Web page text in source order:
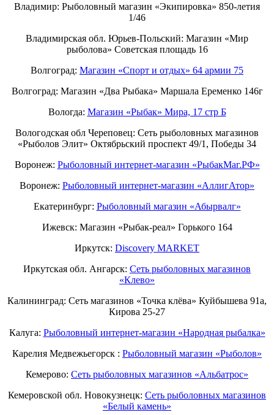
Владимир: Рыболовный магазин «Экипировка» 850-летия
1/46
Владимирская обл. Юрьев-Польский: Магазин «Мир
рыболова» Советская площадь 16
Волгоград: Магазин «Спорт и отдых» 64 армии 75
Волгоград: Магазин «Два Рыбака» Маршала Еременко 146г
Вологда: Магазин «Рыбак» Мира, 17 стр Б
Вологодская обл Череповец: Сеть рыболовных магазинов
«Рыболов Элит» Октябрьский проспект 49/1, Победы 34
Воронеж: Рыболовный интернет-магазин «РыбакМаг.РФ»
Воронеж: Рыболовный интернет-магазин «АллигАтор»
Екатеринбург: Рыболовный магазин «Абырвалг»
Ижевск: Магазин «Рыбак-реал» Горького 164
Иркутск: Discovery MARKET
Иркутская обл. Ангарск: Сеть рыболовных магазинов
«Клево»
Калининград: Сеть магазинов «Точка клёва» Куйбышева 91а,
Кирова 25-27
Калуга: Рыболовный интернет-магазин «Народная рыбалка»
Карелия Медвежьегорск : Рыболовный магазин «Рыболов»
Кемерово: Сеть рыболовных магазинов «Альбатрос»
Кемеровской обл. Новокузнецк: Сеть рыболовных магазинов
«Белый камень»